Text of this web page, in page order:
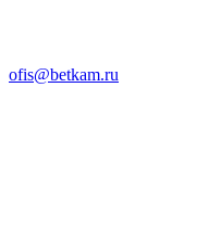
ofis@betkam.ru